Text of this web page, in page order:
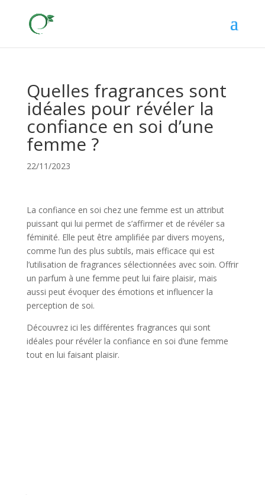
Quelles fragrances sont
idéales pour révéler la
confiance en soi d’une
femme ?
22/11/2023
La confiance en soi chez une femme est un attribut
puissant qui lui permet de s’affirmer et de révéler sa
féminité. Elle peut être amplifiée par divers moyens,
comme l’un des plus subtils, mais efficace qui est
l’utilisation de fragrances sélectionnées avec soin. Offrir
un parfum à une femme peut lui faire plaisir, mais
aussi peut évoquer des émotions et influencer la
perception de soi.
Découvrez ici les différentes fragrances qui sont
idéales pour révéler la confiance en soi d’une femme
tout en lui faisant plaisir.